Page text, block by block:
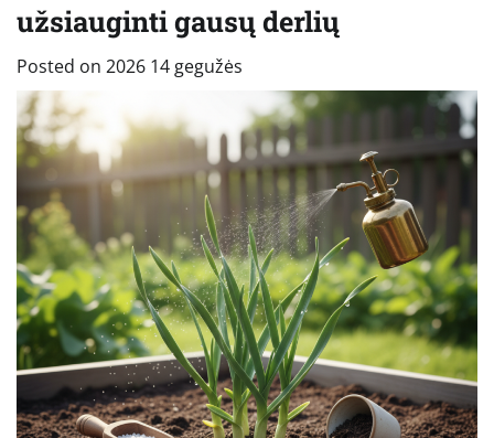
užsiauginti gausų derlių
Posted on 2026 14 gegužės